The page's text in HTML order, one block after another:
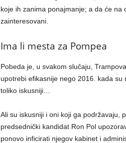
koje ih zanima ponajmanje; a da će
zainteresovani.
Ima li mesta za Pompea
Pobeda je, u svakom slučaju,
upotrebi efikasnije nego 2016. kada
toliko iskusniji…
Ali su iskusniji i oni koji ga podržavaju,
predsednički kandidat Ron Pol
ponovo inficirati njegov kabinet i